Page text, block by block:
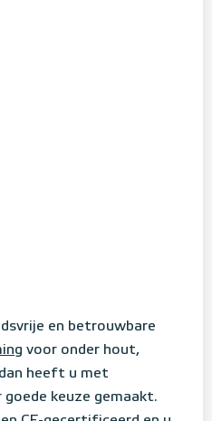
en betrouwbare
voor onder hout,
heeft u met
goede keuze gemaakt.